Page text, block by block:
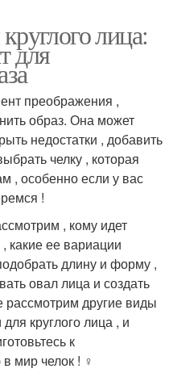
лица:
для
преображения ,
образ. Она может
недостатки , добавить
челку , которая
, особенно если у вас
!
, кому идет
какие ее вариации
длину и форму ,
овал лица и создать
другие виды
круглого лица , и
к
мир челок ! ‍♀️